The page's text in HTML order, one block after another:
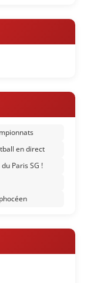
en direct
Paris SG !